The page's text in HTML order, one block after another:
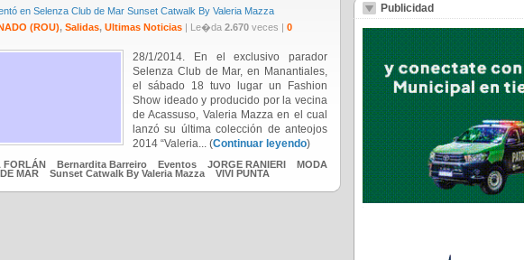
en Selenza Club de Mar Sunset Catwalk By Valeria Mazza
(ROU), Salidas, Ultimas Noticias | Le�da 2.670 veces | 0
28/1/2014. En el exclusivo parador
Selenza Club de Mar, en Manantiales,
el sábado 18 tuvo lugar un Fashion
Show ideado y producido por la vecina
de Acassuso, Valeria Mazza en el cual
lanzó su última colección de anteojos
2014 “Valeria... (Continuar leyendo)
FORLÁN Bernardita Barreiro Eventos JORGE RANIERI
MODA
MAR Sunset Catwalk By Valeria Mazza VIVI PUNTA
Publicidad